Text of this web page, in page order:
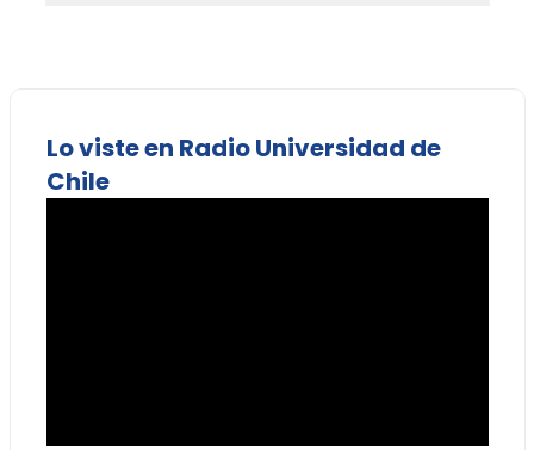
Lo viste en Radio Universidad de
Chile